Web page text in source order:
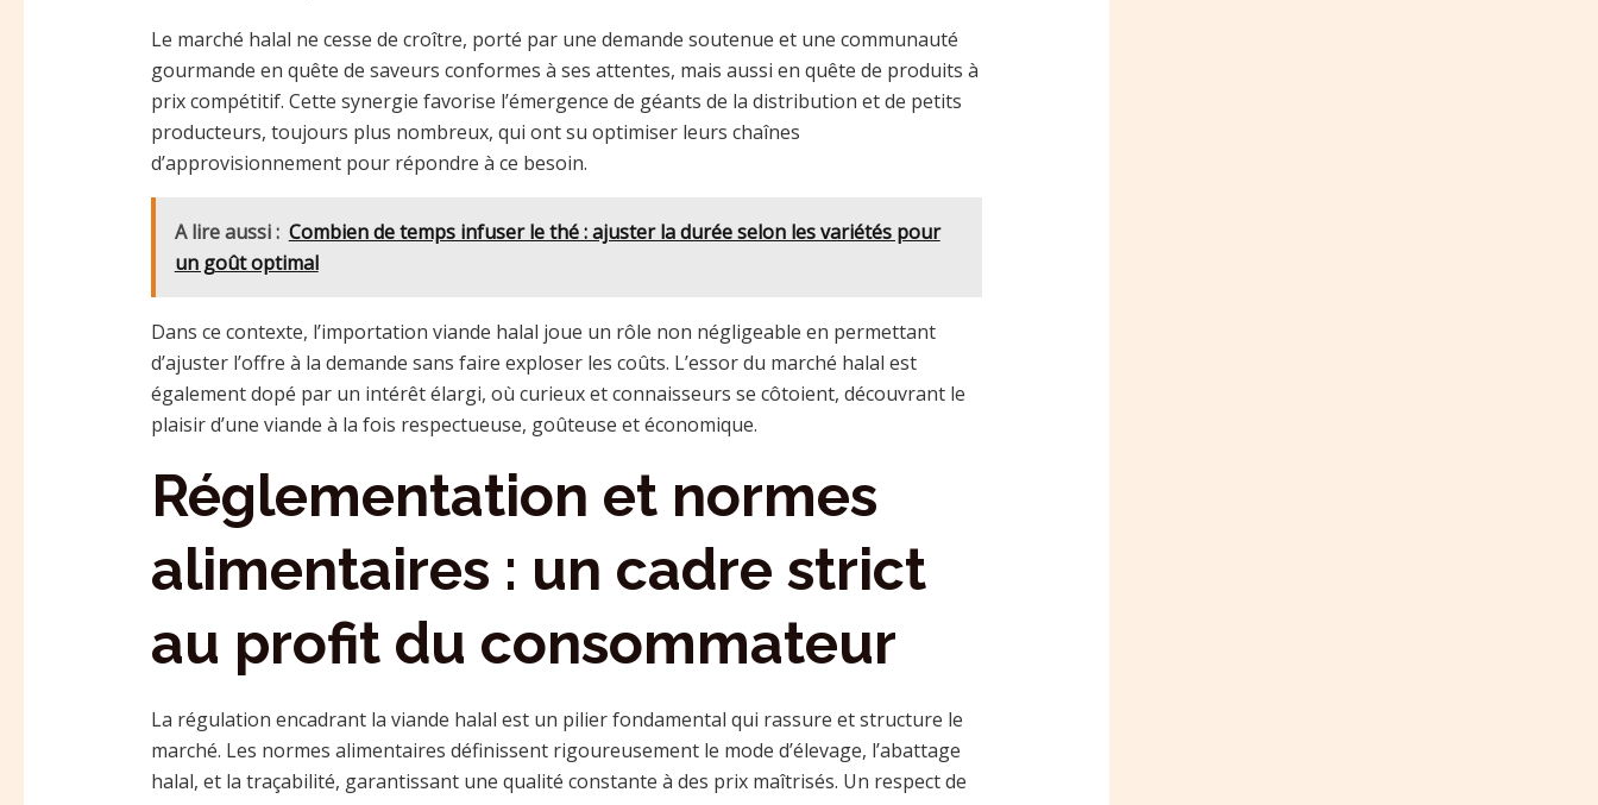
Le marché halal ne cesse de croître, porté par une demande soutenue et une communauté
gourmande en quête de saveurs conformes à ses attentes, mais aussi en quête de produits à
prix compétitif. Cette synergie favorise l’émergence de géants de la distribution et de petits
producteurs, toujours plus nombreux, qui ont su optimiser leurs chaînes
d’approvisionnement pour répondre à ce besoin.
A lire aussi : Combien de temps infuser le thé : ajuster la durée selon les variétés pour
un goût optimal
Dans ce contexte, l’importation viande halal joue un rôle non négligeable en permettant
d’ajuster l’offre à la demande sans faire exploser les coûts. L’essor du marché halal est
également dopé par un intérêt élargi, où curieux et connaisseurs se côtoient, découvrant le
plaisir d’une viande à la fois respectueuse, goûteuse et économique.
Réglementation et normes
alimentaires : un cadre strict
au profit du consommateur
La régulation encadrant la viande halal est un pilier fondamental qui rassure et structure le
marché. Les normes alimentaires définissent rigoureusement le mode d’élevage, l’abattage
halal, et la traçabilité, garantissant une qualité constante à des prix maîtrisés. Un respect de